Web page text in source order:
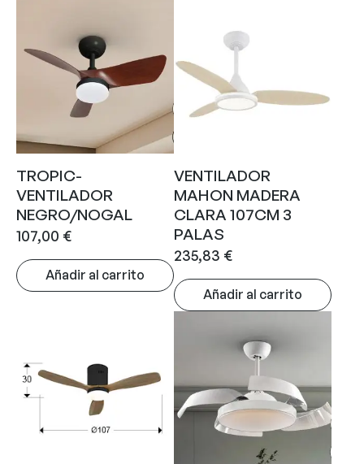
TROPIC-
VENTILADOR
NEGRO/NOGAL
107,00 €
Añadir al carrito
VENTILADOR
MAHON MADERA
CLARA 107CM 3
PALAS
235,83 €
Añadir al carrito